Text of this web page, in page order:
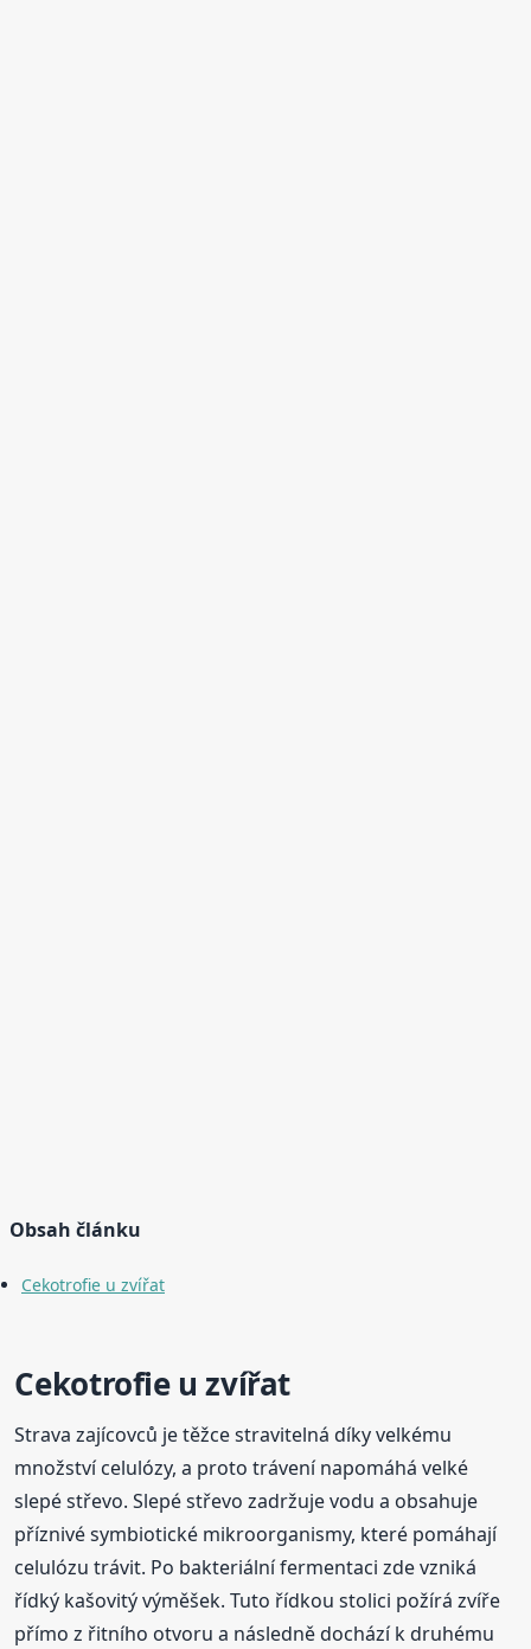
Obsah článku
Cekotrofie u zvířat
Cekotrofie u zvířat
Strava zajícovců je těžce stravitelná díky velkému
množství celulózy, a proto trávení napomáhá velké
slepé střevo. Slepé střevo zadržuje vodu a obsahuje
příznivé symbiotické mikroorganismy, které pomáhají
celulózu trávit. Po bakteriální fermentaci zde vzniká
řídký kašovitý výměšek. Tuto řídkou stolici požírá zvíře
přímo z řitního otvoru a následně dochází k druhému